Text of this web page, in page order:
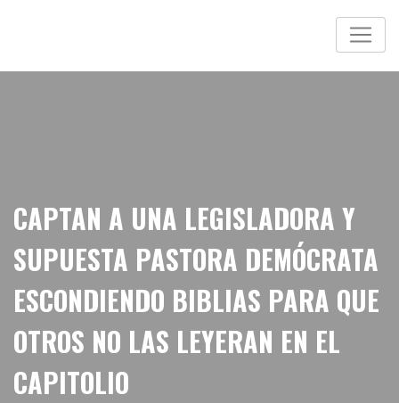
CAPTAN A UNA LEGISLADORA Y
SUPUESTA PASTORA DEMÓCRATA
ESCONDIENDO BIBLIAS PARA QUE
OTROS NO LAS LEYERAN EN EL
CAPITOLIO